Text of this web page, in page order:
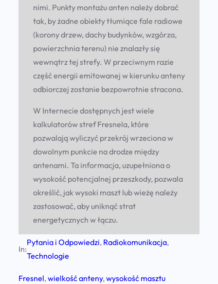
nimi. Punkty montażu anten należy dobrać
tak, by żadne obiekty tłumiące fale radiowe
(korony drzew, dachy budynków, wzgórza,
powierzchnia terenu) nie znalazły się
wewnątrz tej strefy. W przeciwnym razie
część energii emitowanej w kierunku anteny
odbiorczej zostanie bezpowrotnie stracona.
W Internecie dostępnych jest wiele
kalkulatorów stref Fresnela, które
pozwalają wyliczyć przekrój wrzeciona w
dowolnym punkcie na drodze między
antenami. Ta informacja, uzupełniona o
wysokość potencjalnej przeszkody, pozwala
określić, jak wysoki maszt lub wieżę należy
zastosować, aby uniknąć strat
energetycznych w łączu.
In:
Pytania i Odpowiedzi, Radiokomunikacja
Technologie
Fresnel, wielkość anteny, wysokość masztu